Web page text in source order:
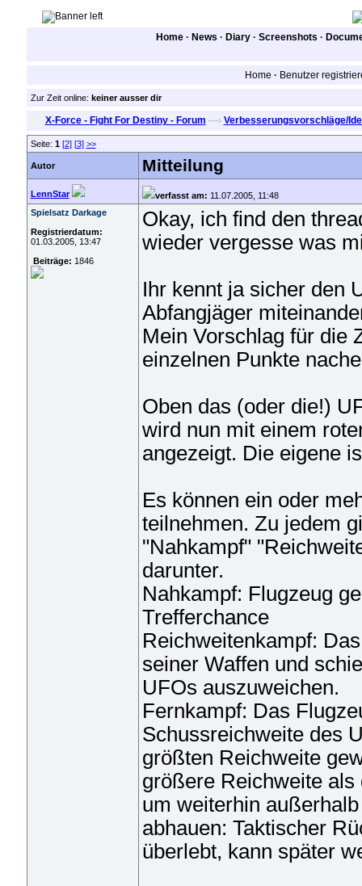
Home · News · Diary · Screenshots ·
Home · Benutzer
Zur Zeit online: keiner ausser dir
X-Force - Fight For Destiny - Forum —› Verbesserungsvorschläge/
Seite: 1 [2] [3] >>
Autor Mitteilung
LennStar verfasst am: 11.07.2005, 11:48
Spielsatz Darkage
Registrierdatum:
01.03.2005, 13:47
Beiträge: 1846
Okay, ich find den
wieder vergesse was
Ihr kennt ja sicher den
Abfangjäger
Mein Vorschlag für die
einzelnen Punkte
Oben das (oder die!)
wird nun mit einem
angezeigt. Die eigene
Es können ein oder
teilnehmen. Zu jedem
"Nahkampf"
darunter.
Nahkampf: Flugzeug
Trefferchance
Reichweitenkampf:
seiner Waffen und
UFOs auszuweichen.
Fernkampf: Das
Schussreichweite des
größten Reichweite
größere Reichweite
um weiterhin
abhauen: Taktischer
überlebt, kann später